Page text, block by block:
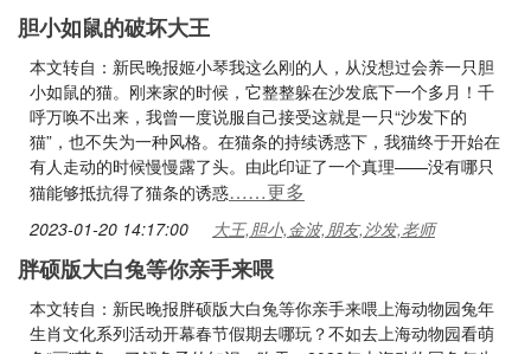
胆小如鼠的破坏大王
本文转自：新民晚报姬小琴我这么刚的人，从没想过会养一只胆
小如鼠的猫。刚来家的时候，它整整躲在沙发底下一个多月！千
呼万唤不出来，我曾一度说服自己接受这就是一只“沙发下的
猫”，也不失为一种风格。在猫条的持续诱惑下，我猫终于开始在
有人走动的时候慢慢露了头。由此印证了一个真理——没有哪只
猫能够抵抗得了猫条的诱惑……更多
2023-01-20 14:17:00 大王,胆小,金波,朋友,沙发,老师
胖硕版大白兔等你亲手来喂
本文转自：新民晚报胖硕版大白兔等你亲手来喂上海动物园兔年
生肖文化系列活动开幕春节假期去哪玩？不如去上海动物园看萌